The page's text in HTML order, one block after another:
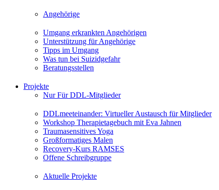
Angehörige
Umgang erkrankten Angehörigen
Unterstützung für Angehörige
Tipps im Umgang
Was tun bei Suizidgefahr
Beratungsstellen
Projekte
Nur Für DDL-Mitglieder
DDLmeeteinander: Virtueller Austausch für Mitglieder
Workshop Therapietagebuch mit Eva Jahnen
Traumasensitives Yoga
Großformatiges Malen
Recovery-Kurs RAMSES
Offene Schreibgruppe
Aktuelle Projekte